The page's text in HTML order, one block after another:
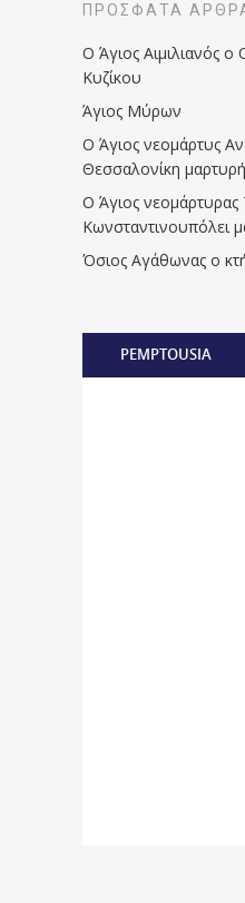
ΠΡΌΣΦΑΤΑ
Ο Άγιος Αιμιλιανός
Κυζίκου
Άγιος Μύρων
Ο Άγιος νεομάρτυς
Θεσσαλονίκη
Ο Άγιος
Κωνσταντινουπόλει
Όσιος Αγάθωνας ο
PEMPTOUSIA